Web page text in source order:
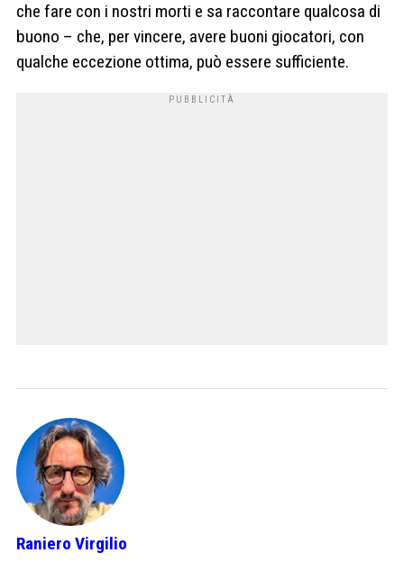
che fare con i nostri morti e sa raccontare qualcosa di
buono – che, per vincere, avere buoni giocatori, con
qualche eccezione ottima, può essere sufficiente.
Raniero Virgilio